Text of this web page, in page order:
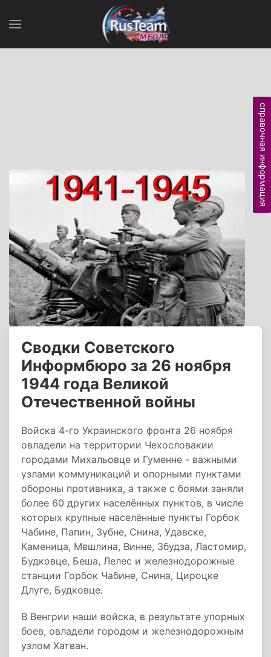
Сводки Советского
Информбюро за 26 ноября
1944 года Великой
Отечественной войны
Войска 4-го Украинского фронта 26 ноября
овладели на территории Чехословакии
городами Михальовце и Гуменне - важными
узлами коммуникаций и опорными пунктами
обороны противника, а также с боями заняли
более 60 других населённых пунктов, в числе
которых крупные населённые пункты Горбок
Чабине, Папин, Зубне, Снина, Удавске,
Каменица, Мвшлина, Винне, Збудза, Ластомир,
Будковце, Беша, Лелес и железнодорожные
станции Горбок Чабине, Снина, Цироцке
Длуге, Будковце.
В Венгрии наши войска, в результате упорных
боев, овладели городом и железнодорожным
узлом Хатван.
справочная информация